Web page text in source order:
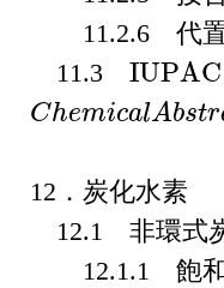
11.2.6 代置
11.3 IUPAC
IUPAC
ChemicalAbstr
ChemicalAbstracts
12．炭化水素
12.1 非環式
12.1.1 飽和